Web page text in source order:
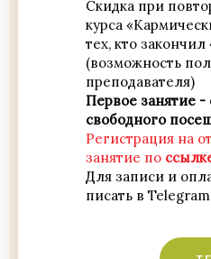
Скидка при
курса
тех, кто
(возможность
преподавателя)
Первое занятие -
свободного
Регистрация на
занятие по
Для записи и
писать в